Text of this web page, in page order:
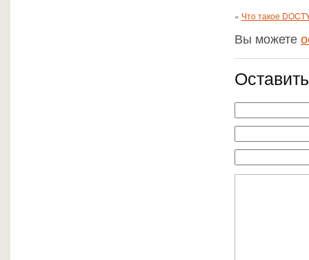
« Что такое
Вы можете